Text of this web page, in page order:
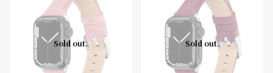
Sold out. Sold out.